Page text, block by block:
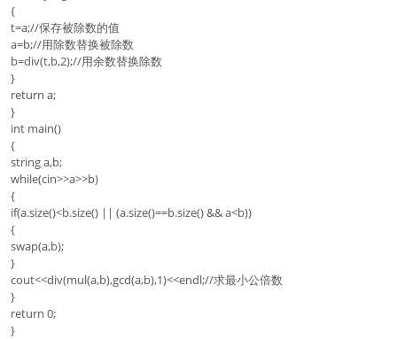
{
t=a;//保存被除数的值
a=b;//用除数替换被除数
b=div(t,b,2);//用余数替换除数
}
return a;
}
int main()
{
string a,b;
while(cin>>a>>b)
{
if(a.size()<b.size() || (a.size()==b.size() && a<b))
{
swap(a,b);
}
cout<<div(mul(a,b),gcd(a,b),1)<<endl;//求最小公倍数
}
return 0;
}